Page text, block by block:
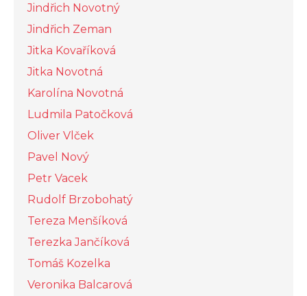
Jindřich Novotný
Jindřich Zeman
Jitka Kovaříková
Jitka Novotná
Karolína Novotná
Ludmila Patočková
Oliver Vlček
Pavel Nový
Petr Vacek
Rudolf Brzobohatý
Tereza Menšíková
Terezka Jančíková
Tomáš Kozelka
Veronika Balcarová